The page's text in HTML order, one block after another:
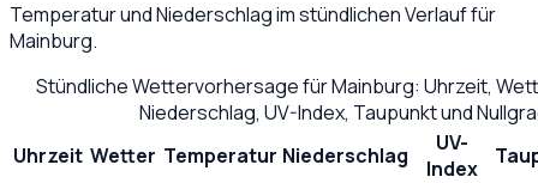
Temperatur und Niederschlag im stündlichen Verlauf für
Mainburg.
Stündliche Wettervorhersage fürMainburg: Uhrzeit,
Niederschlag, UV-Index, Taupunkt und
Uhrzeit Wetter Temperatur Niederschlag
UV-
Index